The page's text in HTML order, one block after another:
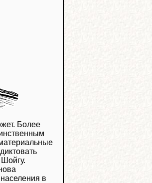
Более
в